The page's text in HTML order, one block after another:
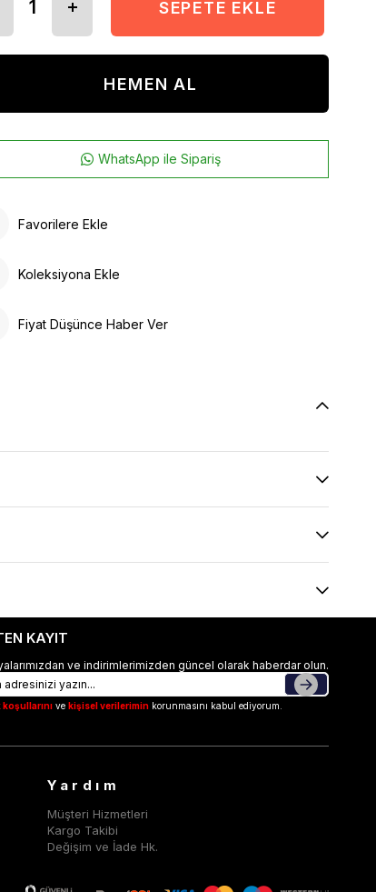
WhatsApp ile Sipariş
Favorilere Ekle
Koleksiyona Ekle
Fiyat Düşünce Haber Ver
KAYIT
ve indirimlerimizden güncel olarak haberdar olun.
ve kişisel verileriminkorunmasını kabul ediyorum.
Yardım
Müşteri Hizmetleri
Kargo Takibi
Değişim ve İade Hk.